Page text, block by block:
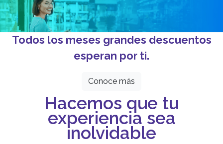
Todos los meses grandes descuentos
esperan por ti.
Conoce más
Hacemos que tu
experiencia sea
inolvidable